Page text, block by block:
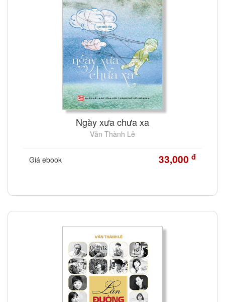
Ngày xưa chưa xa
Văn Thành Lê
Giá ebook 33,000 đ